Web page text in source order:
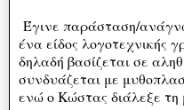
Έγινε παράσταση/
ένα είδος λογοτεχνικής
δηλαδή βασίζεται σε
συνδυάζεται με
ενώ ο Κώστας διάλεξε τη